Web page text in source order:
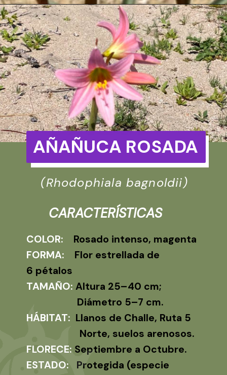
Abriendo...https://turismolancuyen.cl/tour-desierto-florido
COLOR:
Rosado intenso, magenta
FORMA: Flor estrellada de
6 pétalos
TAMAÑO: Altura 25–40 cm;
Diámetro 5–7 cm.
HÁBITAT: Llanos de Challe, Ruta 5
Norte, suelos arenosos.
FLORECE: Septiembre a Octubre.
ESTADO:
Protegida (especie
CARACTERÍSTICAS
(Rhodophiala bagnoldii)
AÑAÑUCA ROSADA